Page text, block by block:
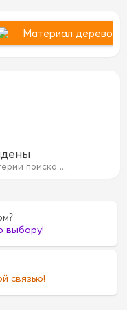
Материал дерево
поиска ...
выбору!
связью!